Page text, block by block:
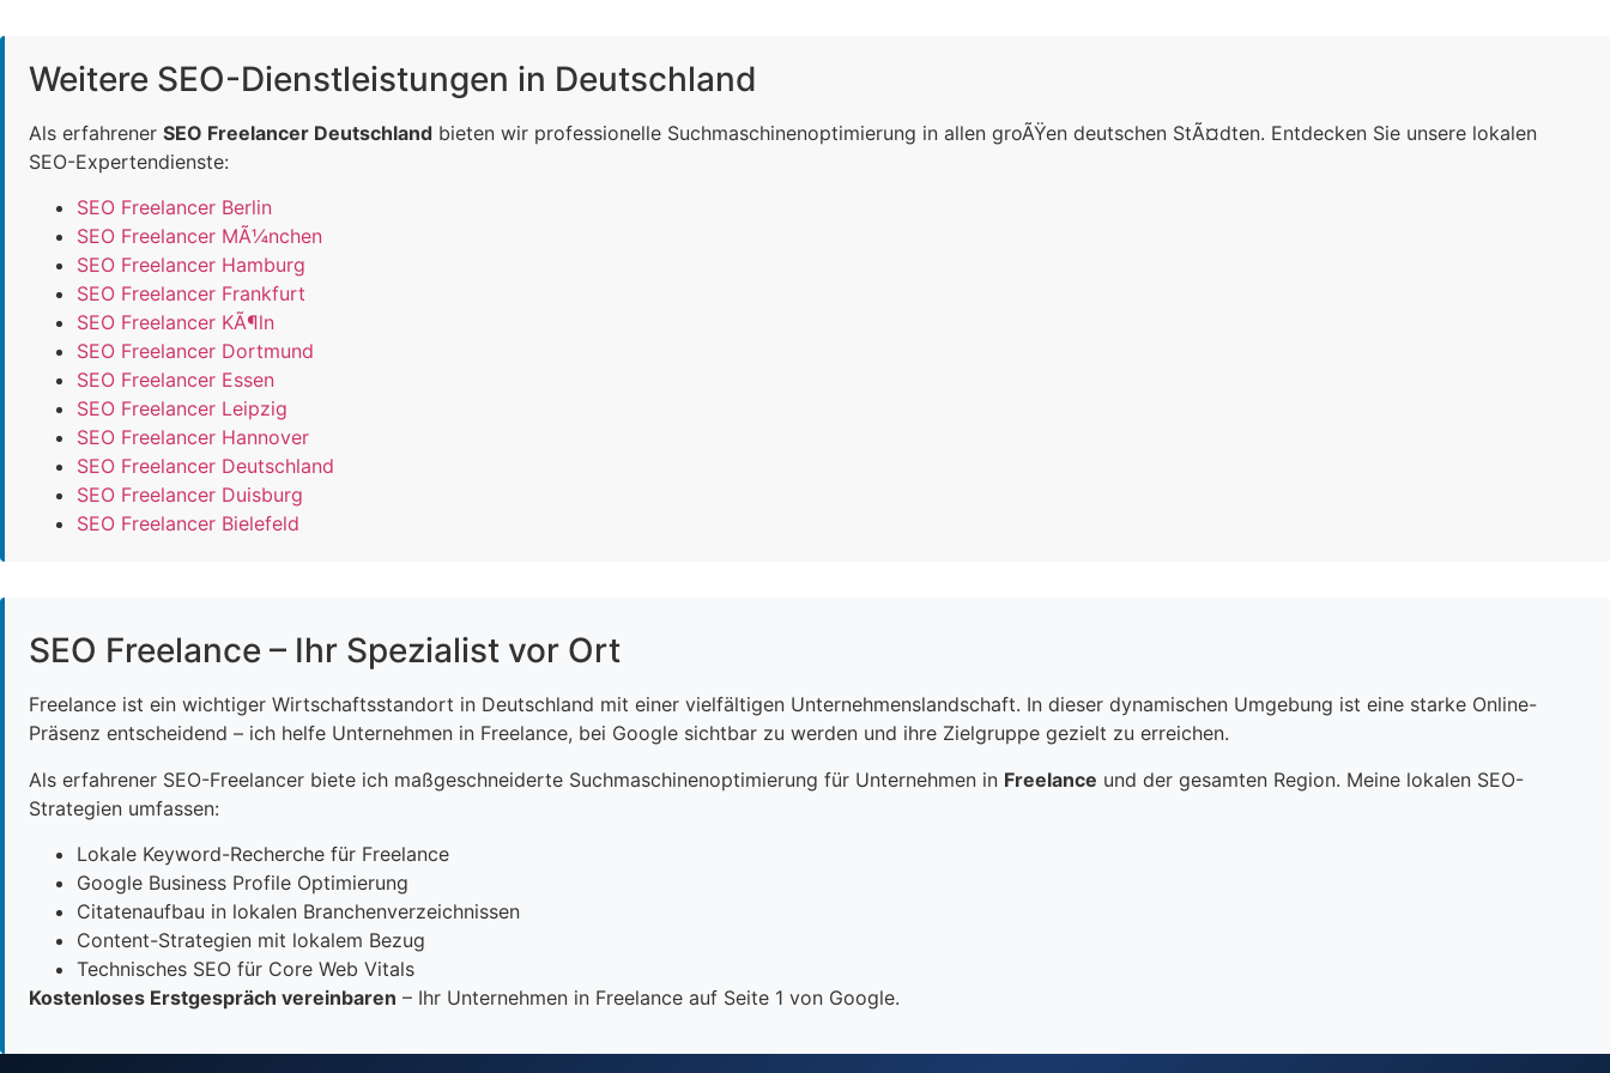
Weitere SEO-Dienstleistungen in Deutschland
Als erfahrener SEO Freelancer Deutschland bieten wir professionelle Suchmaschinenoptimierung in allen groÃŸen deutschen StÃ¤dten. Entdecken Sie unsere lokalen
SEO-Expertendienste:
SEO Freelancer Berlin
SEO Freelancer MÃ¼nchen
SEO Freelancer Hamburg
SEO Freelancer Frankfurt
SEO Freelancer KÃ¶ln
SEO Freelancer Dortmund
SEO Freelancer Essen
SEO Freelancer Leipzig
SEO Freelancer Hannover
SEO Freelancer Deutschland
SEO Freelancer Duisburg
SEO Freelancer Bielefeld
SEO Freelance – Ihr Spezialist vor Ort
Freelance ist ein wichtiger Wirtschaftsstandort in Deutschland mit einer vielfältigen Unternehmenslandschaft. In dieser dynamischen Umgebung ist eine starke Online-
Präsenz entscheidend – ich helfe Unternehmen in Freelance, bei Google sichtbar zu werden und ihre Zielgruppe gezielt zu erreichen.
Als erfahrener SEO-Freelancer biete ich maßgeschneiderte Suchmaschinenoptimierung für Unternehmen in Freelance und der gesamten Region. Meine lokalen SEO-
Strategien umfassen:
Lokale Keyword-Recherche für Freelance
Google Business Profile Optimierung
Citatenaufbau in lokalen Branchenverzeichnissen
Content-Strategien mit lokalem Bezug
Technisches SEO für Core Web Vitals
Kostenloses Erstgespräch vereinbaren – Ihr Unternehmen in Freelance auf Seite 1 von Google.